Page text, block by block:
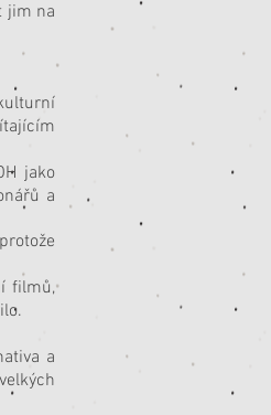
jim na
jako
a
filmů,
a